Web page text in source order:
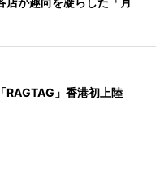
RAGTAG」香港初上陸